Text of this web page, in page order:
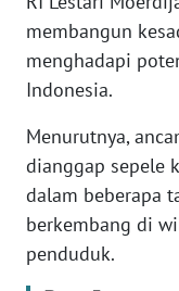
membangun
menghadapi
Indonesia.
Menurutnya,
dianggap sepele
dalam beberapa
berkembang di
penduduk.
INDEKS
BERITA
KONTAK
INFO
IKLAN
TENTANG